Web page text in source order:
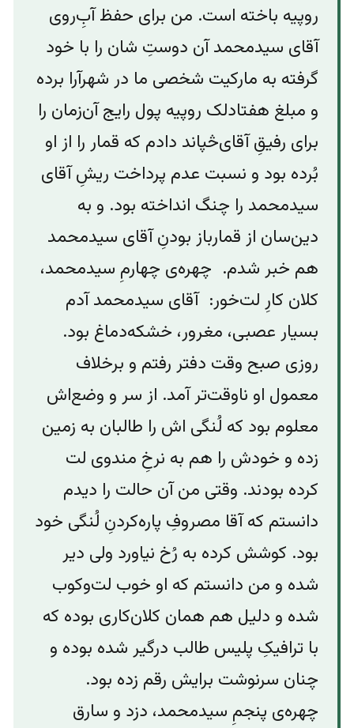
روپیه باخته است. من برای حفظ آبِ‌روی
آقای سیدمحمد آن دوستِ شان را با خود
گرفته به مارکیت شخصی ما در شهرآرا برده
و مبلغ هفتادلک روپیه پول رایج آن‌زمان را
برای رفیقِ آقای‌څپاند دادم که قمار را از او
بُرده بود و نسبت عدم پرداخت ریشِ آقای‌
سیدمحمد را چنگ انداخته بود. و به
دین‌سان از قمارباز بودنِ آقای سیدمحمد
هم خبر شدم.‌ چهره‌‌ی چهارمِ سیدمحمد،
کلان کارِ لت‌خور: آقای سیدمحمد آدم
بسیار عصبی، مغرور،‌ خشکه‌دماغ بود.
روزی صبح وقت دفتر رفتم و برخلاف
معمول او ناوقت‌تر آمد. از سر ‌و وضع‌اش
معلوم بود که لُنگی اش را طالبان به زمین‌
زده ‌و خودش را هم به نرخِ‌ مندوی لت
کرده بودند. وقتی من آن حالت را دیدم
دانستم که آقا مصروفِ پاره‌کردنِ لُنگی خود
بود. کوشش‌ کرده به رُخ نیاورد ولی دیر
شده و من دانستم که او خوب لت‌‌و‌کوب
شده و دلیل هم همان کلان‌کاری بوده که
با ترافیکِ پلیس طالب درگیر شده بوده و
چنان سرنوشت برایش رقم زده بود.
چهره‌‌ی پنجمِ سیدمحمد، دزد و سارق